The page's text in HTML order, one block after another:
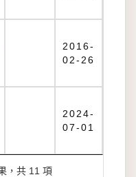
2016-
02-26
2024-
07-01
，共 11 項